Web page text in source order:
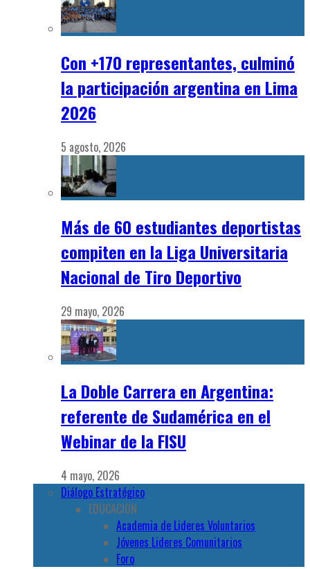
Con +170 representantes, culminó
la participación argentina en Lima
2026
5 agosto, 2026
Más de 60 estudiantes deportistas
compiten en la Liga Universitaria
Nacional de Tiro Deportivo
29 mayo, 2026
La Doble Carrera en Argentina:
referente de Sudamérica en el
Webinar de la FISU
4 mayo, 2026
Diálogo Estratégico
EDUCACION
Academia de Lideres Voluntarios
Jóvenes Lideres Comunitarios
Foro